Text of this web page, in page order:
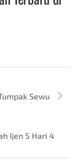
Sewu
Ijen 5 Hari 4